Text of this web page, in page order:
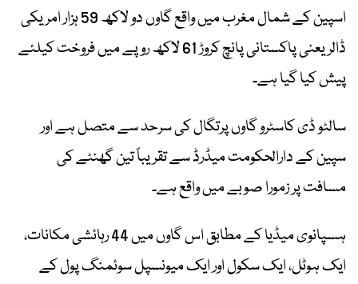
اسپین کے شمال مغرب میں واقع گاوں دو لاکھ 59 ہزار امریکی
ڈالر یعنی پاکستانی پانچ کروڑ 61 لاکھ روپے میں فروخت کیلئے
پیش کیا گیا ہے۔
سالٹو ڈی کاسٹرو گاوں پرتگال کی سرحد سے متصل ہے اور
سپین کے دارالحکومت میڈرڈ سے تقریباً تین گھنٹے کی
مسافت پر زمورا صوبے میں واقع ہے۔
ہسپانوی میڈیا کے مطابق اس گاوں میں 44 رہائشی مکانات،
ایک ہوٹل، ایک سکول اور ایک میونسپل سوئمنگ پول کے